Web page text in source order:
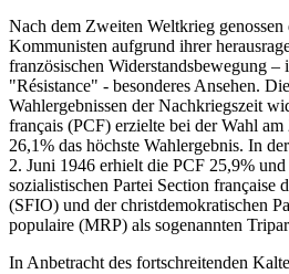
Nach dem Zweiten Weltkrieg genossen
Kommunisten aufgrund ihrer
französischen Widerstandsbewegung –
"Résistance" - besonderes Ansehen.
Wahlergebnissen der Nachkriegszeit
français (PCF) erzielte bei der Wahl
26,1% das höchste Wahlergebnis. In
2. Juni 1946 erhielt die PCF 25,9%
sozialistischen Partei Section française
(SFIO) und der christdemokratischen
populaire (MRP) als sogenannten
In Anbetracht des fortschreitenden